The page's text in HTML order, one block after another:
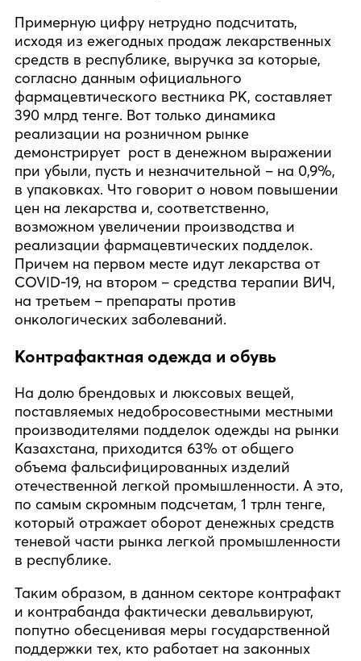
Примерную цифру нетрудно подсчитать,
исходя из ежегодных продаж лекарственных
средств в республике, выручка за которые,
согласно данным официального
фармацевтического вестника РК, составляет
390 млрд тенге. Вот только динамика
реализации на розничном рынке
демонстрирует рост в денежном выражении
при убыли, пусть и незначительной – на 0,9%,
в упаковках. Что говорит о новом повышении
цен на лекарства и, соответственно,
возможном увеличении производства и
реализации фармацевтических подделок.
Причем на первом месте идут лекарства от
COVID-19, на втором – средства терапии ВИЧ,
на третьем – препараты против
онкологических заболеваний.
Контрафактная одежда и обувь
На долю брендовых и люксовых вещей,
поставляемых недобросовестными местными
производителями подделок одежды на рынки
Казахстана, приходится 63% от общего
объема фальсифицированных изделий
отечественной легкой промышленности. А это,
по самым скромным подсчетам, 1 трлн тенге,
который отражает оборот денежных средств
теневой части рынка легкой промышленности
в республике.
Таким образом, в данном секторе контрафакт
и контрабанда фактически девальвируют,
попутно обесценивая меры государственной
поддержки тех, кто работает на законных